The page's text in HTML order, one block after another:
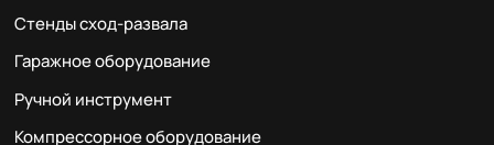
Стенды сход-развала
Гаражное оборудование
Ручной инструмент
Компрессорное оборудование